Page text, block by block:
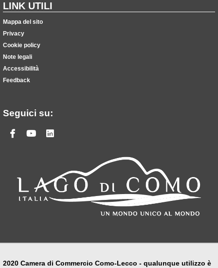
LINK UTILI
Mappa del sito
Privacy
Cookie policy
Note legali
Accessibilità
Feedback
Seguici su:
Facebook
Youtube
2020 Camera di Commercio Como-Lecco - qualunque utilizzo è